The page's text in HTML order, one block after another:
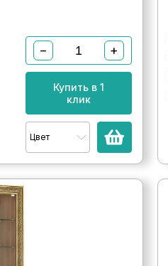
− +
Купить в 1
клик
Цвет